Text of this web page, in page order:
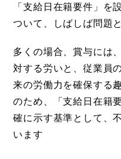
「支給日在籍要件」を
ついて、しばしば問題
多くの場合、賞与には
対する労いと、従業員
来の労働力を確保する
のため、「支給日在籍
確に示す基準として、
います